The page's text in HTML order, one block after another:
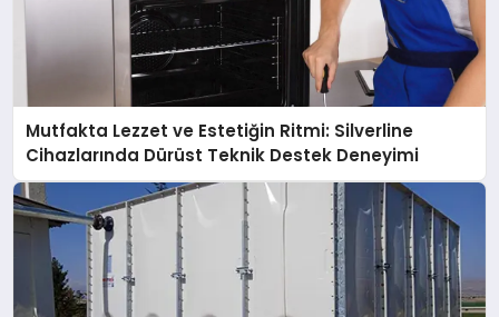
Mutfakta Lezzet ve Estetiğin Ritmi: Silverline
Cihazlarında Dürüst Teknik Destek Deneyimi